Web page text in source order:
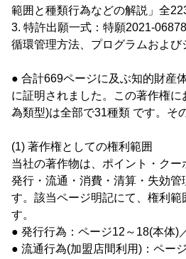
範囲と種類行為などの解説」全
3. 特許出願一式：特願2021-
循環管理方法、プログラムおよび
● 合計669ページに及ぶ知的財産
に証明されました。この著作権
為類型)は全部で31種類 です。そ
(1) 著作権としての権利範囲
当社の著作物は、ポイント・ク
発行・流通・消費・清算・失効管
す。該当ページ明記にて、権利範
す。
● 発行行為：ページ12～18(本体)
● 流通行為(加盟店間利用)：ペー